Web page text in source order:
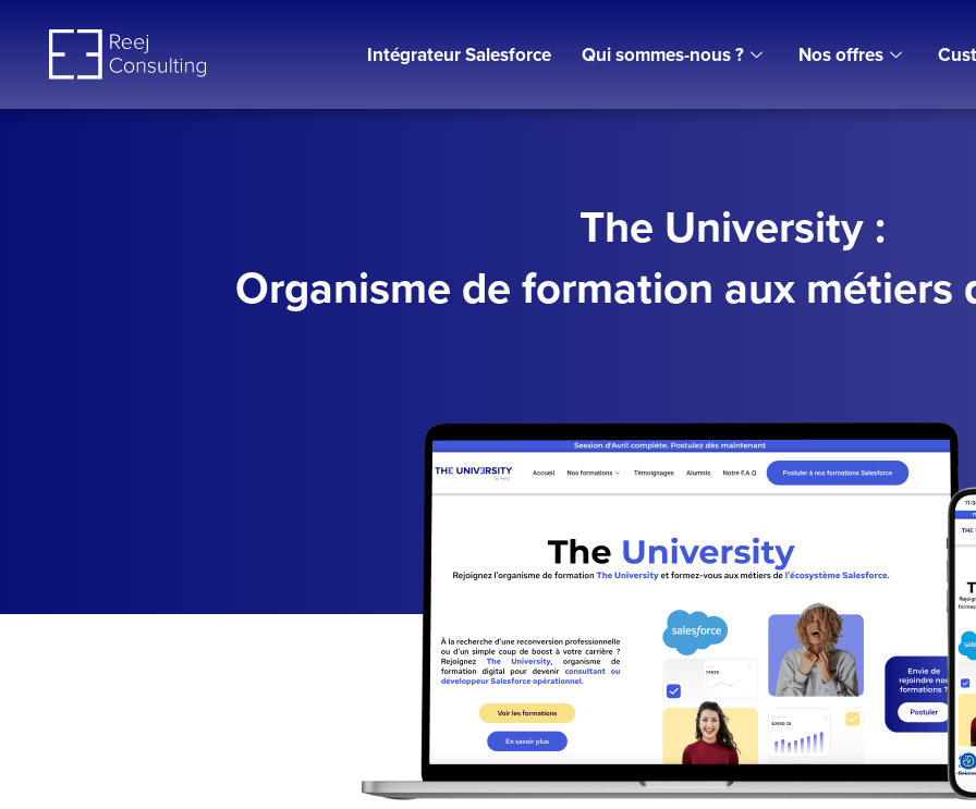
contenu
Intégrateur Salesforce Qui sommes-nous ? Nos offres
The University :
Organisme de formation aux métiers